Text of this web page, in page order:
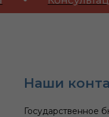
Наши
Государственное